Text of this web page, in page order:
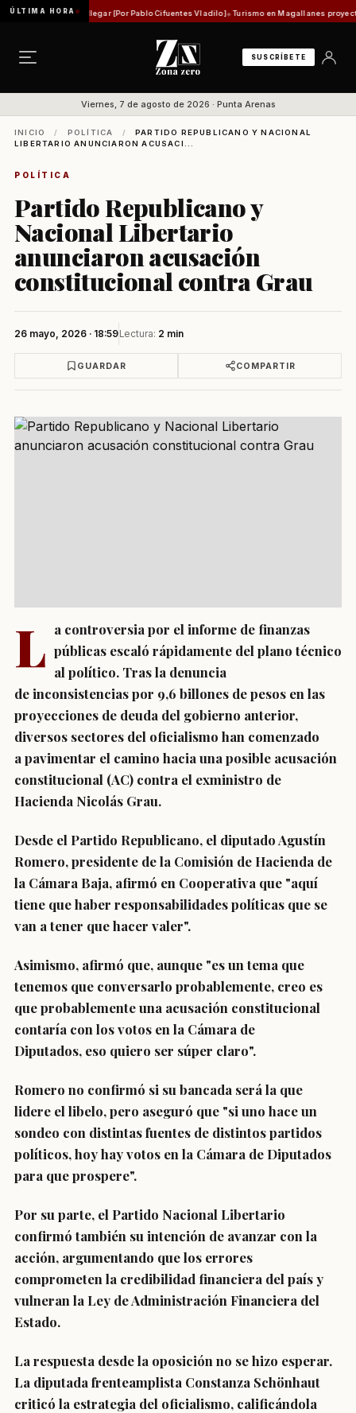
ÚLTIMA HORA
tarde es no llegar [Por Pablo Cifuentes Vladilo] Turismo en Magallanes proyecta su
SUSCRÍBETE
Viernes, 7 de agosto de 2026 · Punta Arenas
INICIO / POLÍTICA /
PARTIDO REPUBLICANO Y NACIONAL
LIBERTARIO ANUNCIARON ACUSACI...
POLÍTICA
Partido Republicano y
Nacional Libertario
anunciaron acusación
constitucional contra Grau
26 mayo, 2026 · 18:59Lectura: 2 min
GUARDAR COMPARTIR
L a controversia por el informe de finanzas
públicas escaló rápidamente del plano técnico
al político. Tras la denuncia
de inconsistencias por 9,6 billones de pesos en las
proyecciones de deuda del gobierno anterior,
diversos sectores del oficialismo han comenzado
a pavimentar el camino hacia una posible acusación
constitucional (AC) contra el exministro de
Hacienda Nicolás Grau.
Desde el Partido Republicano, el diputado Agustín
Romero, presidente de la Comisión de Hacienda de
la Cámara Baja, afirmó en Cooperativa que "aquí
tiene que haber responsabilidades políticas que se
van a tener que hacer valer".
Asimismo, afirmó que, aunque "es un tema que
tenemos que conversarlo probablemente, creo es
que probablemente una acusación constitucional
contaría con los votos en la Cámara de
Diputados, eso quiero ser súper claro".
Romero no confirmó si su bancada será la que
lidere el libelo, pero aseguró que "si uno hace un
sondeo con distintas fuentes de distintos partidos
políticos,hoy hay votos en la Cámara de Diputados
para que prospere".
Por su parte, el Partido Nacional Libertario
confirmó también su intención de avanzar con la
acción, argumentando que los errores
comprometen la credibilidad financiera del país y
vulneran la Ley de Administración Financiera del
Estado.
La respuesta desde la oposición no se hizo esperar.
La diputada frenteamplista Constanza Schönhaut
criticó la estrategia del oficialismo, calificándola